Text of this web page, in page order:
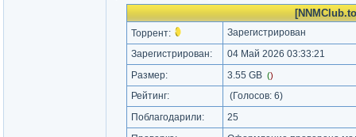
Торрент:
Зарегистрирован
Зарегистрирован:
04 Май 2026 03:33:21
Размер:
3.55 GB ()
Рейтинг: (Голосов: 6)
Поблагодарили:
25